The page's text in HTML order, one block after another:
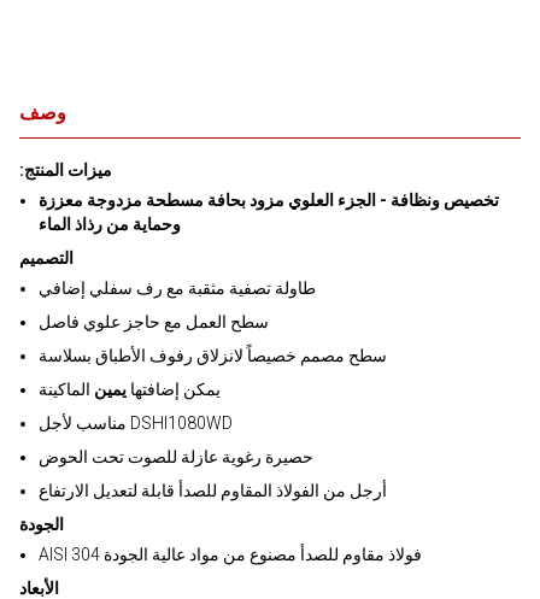
وصف
:ميزات المنتج
تخصيص ونظافة - الجزء العلوي مزود بحافة مسطحة مزدوجة معززة
وحماية من رذاذ الماء
التصميم
طاولة تصفية مثقبة مع رف سفلي إضافي
سطح العمل مع حاجز علوي فاصل
سطح مصمم خصيصاً لانزلاق رفوف الأطباق بسلاسة
يمكن إضافتها يمين الماكينة
مناسب لأجل DSHI1080WD
حصيرة رغوية عازلة للصوت تحت الحوض
أرجل من الفولاذ المقاوم للصدأ قابلة لتعديل الارتفاع
الجودة
AISI 304 فولاذ مقاوم للصدأ مصنوع من مواد عالية الجودة
الأبعاد